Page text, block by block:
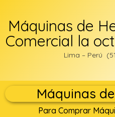
Máquinas de
Comercial la
Lima – Perú
Máquinas
Para Comprar